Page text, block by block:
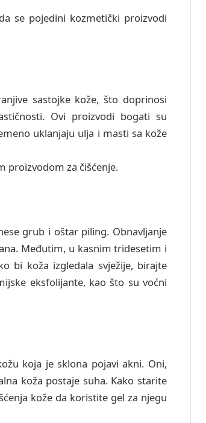
se pojedini kozmetički proizvodi
sastojke kože, što doprinosi
Ovi proizvodi bogati su
uklanjaju ulja i masti sa kože
proizvodom za čišćenje.
grub i oštar piling. Obnavljanje
Međutim, u kasnim tridesetim i
bi koža izgledala svježije, birajte
eksfolijante, kao što su voćni
koja je sklona pojavi akni. Oni,
koža postaje suha. Kako starite
kože da koristite gel za njegu